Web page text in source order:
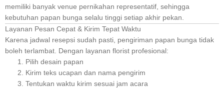
memiliki banyak venue pernikahan representatif, sehingga
kebutuhan papan bunga selalu tinggi setiap akhir pekan.
Layanan Pesan Cepat & Kirim Tepat Waktu
Karena jadwal resepsi sudah pasti, pengiriman papan bunga tidak
boleh terlambat. Dengan layanan florist profesional:
Pilih desain papan
Kirim teks ucapan dan nama pengirim
Tentukan waktu kirim sesuai jam acara